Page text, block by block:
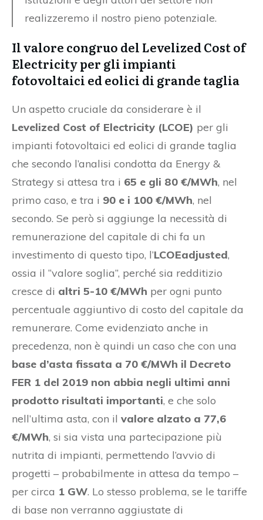
realizzeremo il nostro pieno potenziale.
Il valore congruo del Levelized Cost of
Electricity per gli impianti
fotovoltaici ed eolici di grande taglia
Un aspetto cruciale da considerare è il
Levelized Cost of Electricity (LCOE) per gli
impianti fotovoltaici ed eolici di grande taglia
che secondo l’analisi condotta da Energy &
Strategy si attesa tra i 65 e gli 80 €/MWh, nel
primo caso, e tra i 90 e i 100 €/MWh, nel
secondo. Se però si aggiunge la necessità di
remunerazione del capitale di chi fa un
investimento di questo tipo, l’LCOEadjusted,
ossia il “valore soglia”, perché sia redditizio
cresce di altri 5-10 €/MWh per ogni punto
percentuale aggiuntivo di costo del capitale da
remunerare. Come evidenziato anche in
precedenza, non è quindi un caso che con una
base d’asta fissata a 70 €/MWh il Decreto
FER 1 del 2019 non abbia negli ultimi anni
prodotto risultati importanti, e che solo
nell’ultima asta, con il valore alzato a 77,6
€/MWh, si sia vista una partecipazione più
nutrita di impianti, permettendo l’avvio di
progetti – probabilmente in attesa da tempo –
per circa 1 GW. Lo stesso problema, se le tariffe
di base non verranno aggiustate di